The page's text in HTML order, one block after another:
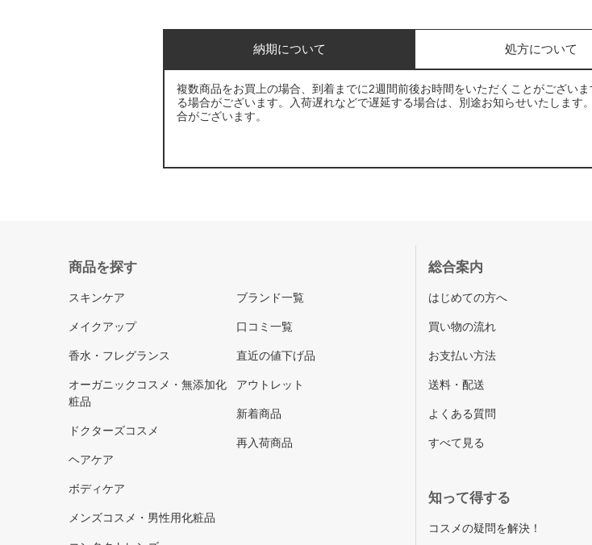
納期について 処方について
複数商品をお買上の場合、到着までに2週間前後お時間をいただくことがござい
る場合がございます。入荷遅れなどで遅延する場合は、別途お知らせいたしま
合がございます。
商品を探す
スキンケア
メイクアップ
香水・フレグランス
オーガニックコスメ・無添加化
粧品
ドクターズコスメ
ヘアケア
ボディケア
メンズコスメ・男性用化粧品
ブランド一覧
口コミ一覧
直近の値下げ品
アウトレット
新着商品
再入荷商品
総合案内
はじめての方へ
買い物の流れ
お支払い方法
送料・配送
よくある質問
すべて見る
知って得する
コスメの疑問を解決！